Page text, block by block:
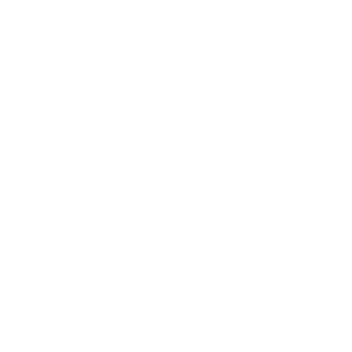
dont 2.2 % de résidences
deux indicateurs
compte, pour tout projet
: comparer au-
que celui d’un bien
comparer objectivement,
énergétique, sécurité